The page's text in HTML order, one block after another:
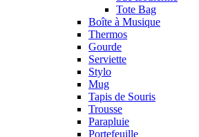
Tote Bag
Boîte à Musique
Thermos
Gourde
Serviette
Stylo
Mug
Tapis de Souris
Trousse
Parapluie
Portefeuille